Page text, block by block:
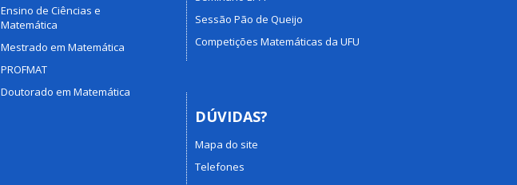
Ensino de Ciências e
Matemática
Mestrado em Matemática
PROFMAT
Doutorado em Matemática
Sessão Pão de Queijo
Competições Matemáticas da UFU
DÚVIDAS?
Mapa do site
Telefones